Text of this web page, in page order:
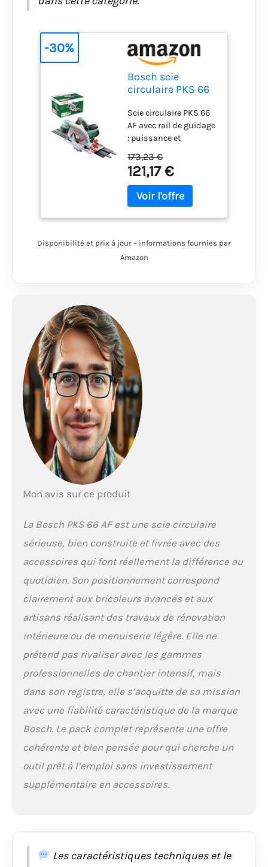
Bosch scie
circulaire PKS 66
rail de guidage,
carton, 1 600 W)
Scie circulaire PKS 66
AF avec rail de guidage
: puissance et
coupes droites Permet
aussi d’effectuer des
coupes longues très
précises avec le rail de
copeaux sont
CleanSystem fourni
CleanSystem, guide de
coupe CutControl,
trois éléments de rail
de guidage (de 35 cm
chacun), lame
Speedline Wood
(diamètre 190 mm),
butée parallèle, carton
173,23 €
121,17 €
-30%
Disponibilité et prix à jour – informations fournies par
Amazon
Mon avis sur ce produit
La Bosch PKS 66 AF est une scie circulaire
sérieuse, bien construite et livrée avec des
accessoires qui font réellement la différence au
quotidien. Son positionnement correspond
clairement aux bricoleurs avancés et aux
artisans réalisant des travaux de rénovation
intérieure ou de menuiserie légère. Elle ne
prétend pas rivaliser avec les gammes
professionnelles de chantier intensif, mais
dans son registre, elle s’acquitte de sa mission
avec une fiabilité caractéristique de la marque
Bosch. Le pack complet représente une offre
cohérente et bien pensée pour qui cherche un
outil prêt à l’emploi sans investissement
supplémentaire en accessoires.
Les caractéristiques techniques et le